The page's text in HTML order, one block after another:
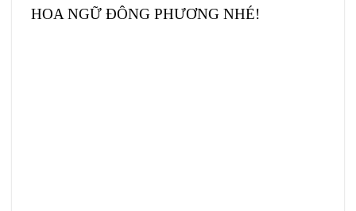
HOA NGỮ ĐÔNG PHƯƠNG NHÉ!